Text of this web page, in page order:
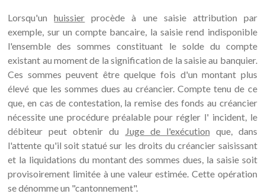
Lorsqu'unhuissier procède à une saisie attribution par
exemple, sur un compte bancaire, la saisie rend indisponible
l'ensemble des sommes constituant le solde du compte
existant au moment de la signification de la saisie au banquier.
Ces sommes peuvent être quelque fois d'un montant plus
élevé que les sommes dues au créancier. Compte tenu de ce
que, en cas de contestation, la remise des fonds au créancier
nécessite une procédure préalable pour régler l' incident, le
débiteur peut obtenir du
Juge de l'exécution que, dans
l'attente qu'il soit statué sur les droits du créancier saisissant
et la liquidations du montant des sommes dues, la saisie soit
provisoirement limitée à une valeur estimée. Cette opération
se dénomme un "cantonnement".